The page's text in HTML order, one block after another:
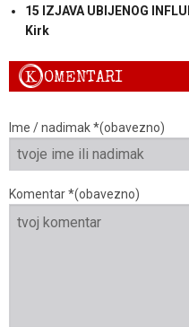
15 IZJAVA UBIJENOG
Kirk
KOMENTARI
Ime / nadimak *(obavezno)
Komentar *(obavezno)